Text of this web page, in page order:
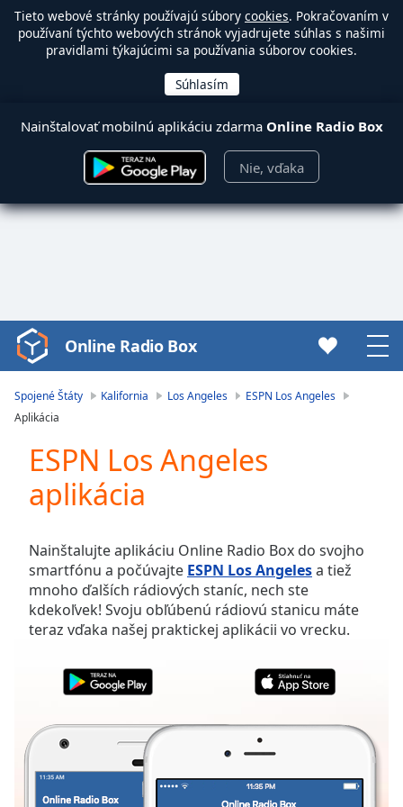
Tieto webové stránky používajú súbory cookies. Pokračovaním v
používaní týchto webových stránok vyjadrujete súhlas s našimi
pravidlami týkajúcimi sa používania súborov cookies.
Nainštalovať mobilnú aplikáciu zdarma Online Radio Box
Nie, vďaka
Video
Player
loading.
Video
Skip
Backward
Mute
Current
Time0:00
Duration -:-
Seek to
live,
behind
Online Radio Box
Spojené Štáty Kalifornia Los Angeles
ESPN Los Angeles
Aplikácia
ESPN Los Angeles
aplikácia
Nainštalujte aplikáciu Online Radio Box do svojho
smartfónu a počúvajte ESPN Los Angelesa tiež
mnoho ďalších rádiových staníc, nech ste
kdekoľvek! Svoju obľúbenú rádiovú stanicu máte
teraz vďaka našej praktickej aplikácii vo vrecku.